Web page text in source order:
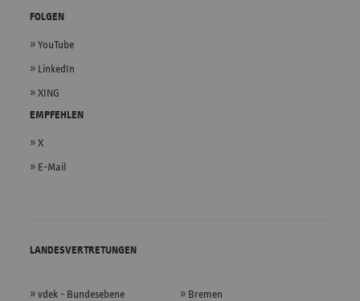
FOLGEN
YouTube
LinkedIn
XING
EMPFEHLEN
X
E-Mail
LANDESVERTRETUNGEN
vdek - Bundesebene Bremen